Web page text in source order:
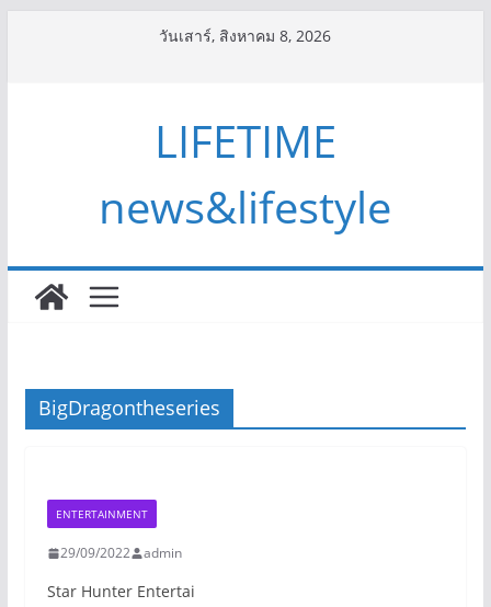
วันเสาร์, สิงหาคม 8, 2026
LIFETIME
news&lifestyle
BigDragontheseries
ENTERTAINMENT
29/09/2022 admin
Star Hunter Entertai